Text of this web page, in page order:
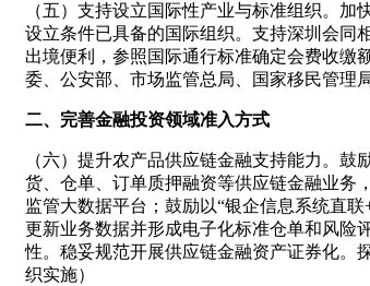
（五）支持设立国际性产业与标准组织。
设立条件已具备的国际组织。支持深圳会同
出境便利，参照国际通行标准确定会费收缴
委、公安部、市场监管总局、国家移民管理
二、完善金融投资领域准入方式
（六）提升农产品供应链金融支持能力。
货、仓单、订单质押融资等供应链金融业务
监管大数据平台；鼓励以“银企信息系统直
更新业务数据并形成电子化标准仓单和风险
性。稳妥规范开展供应链金融资产证券化。
织实施）